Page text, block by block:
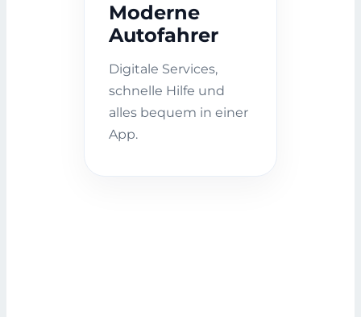
Moderne
Autofahrer
Digitale Services,
schnelle Hilfe und
alles bequem in einer
App.